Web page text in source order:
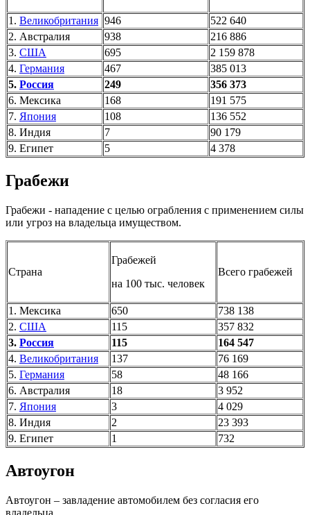
1. Великобритания 946
522 640
2. Австралия
938
216 886
3. США 695
2 159 878
4. Германия 467
385 013
5. Россия 249
356 373
6. Мексика
168
191 575
7. Япония 108
136 552
8. Индия
7
90 179
9. Египет
5 4 378
Грабежи
Грабежи - нападение с целью ограбления с применением силы
или угроз на владельца имуществом.
Страна
Грабежей
на 100 тыс. человек
Всего грабежей
1. Мексика 650
738 138
2. США 115
357 832
3. Россия 115
164 547
4. Великобритания 137
76 169
5. Германия 58
48 166
6. Австралия
18
3 952
7. Япония 3
4 029
8. Индия
2
23 393
9. Египет
1 732
Автоугон
Автоугон – завладение автомобилем без согласия его
владельца.